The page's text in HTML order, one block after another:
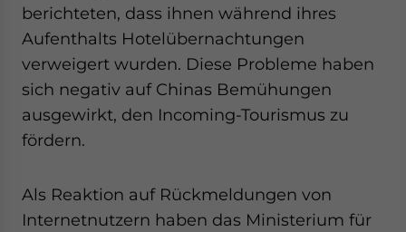
berichteten, dass ihnen während ihres
Aufenthalts Hotelübernachtungen
verweigert wurden. Diese Probleme haben
sich negativ auf Chinas Bemühungen
ausgewirkt, den Incoming-Tourismus zu
fördern.
Als Reaktion auf Rückmeldungen von
Internetnutzern haben das Ministerium für